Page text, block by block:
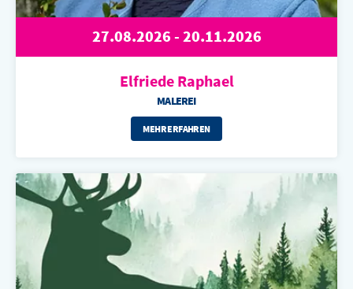
27.08.2026 - 20.11.2026
Elfriede Raphael
MALEREI
MEHR ERFAHREN